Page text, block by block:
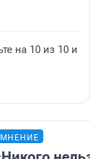
на 10 из 10 и
МНЕНИЕ